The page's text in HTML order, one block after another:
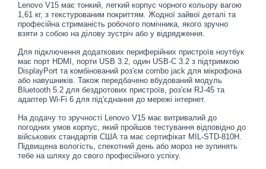
Lenovo V15 має тонкий, легкий корпус чорного кольору вагою
1,61 кг, з текстурованим покриттям. Жодної зайвої деталі та
професійна стриманість робочого помічника, якого зручно
взяти з собою на ділову зустріч або у відрядження.
Для підключення додаткових периферійних пристроїв ноутбук
має порт HDMI, порти USB 3.2, один USB-C 3.2 з підтримкою
DisplayPort та комбінований роз'єм combo jack для мікрофона
або навушників. Також передбачено вбудований модуль
Bluetooth 5.2 для бездротових пристроїв, роз'єм RJ-45 та
адаптер Wi-Fi 6 для під'єднання до мережі інтернет.
На додачу то зручності Lenovo V15 має витривалий до
погодних умов корпус, який пройшов тестування відповідно до
військових стандартів США та має сертифікат MIL-STD-810H.
Підвищена вологість, спекотний день або мороз не зупинять
тебе на шляху до свого професійного успіху.